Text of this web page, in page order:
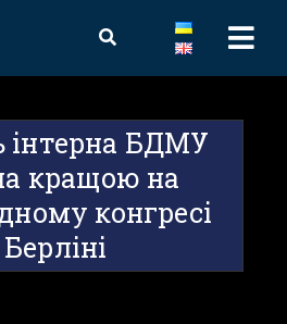
інтерна БДМУ
кращою на
конгресі